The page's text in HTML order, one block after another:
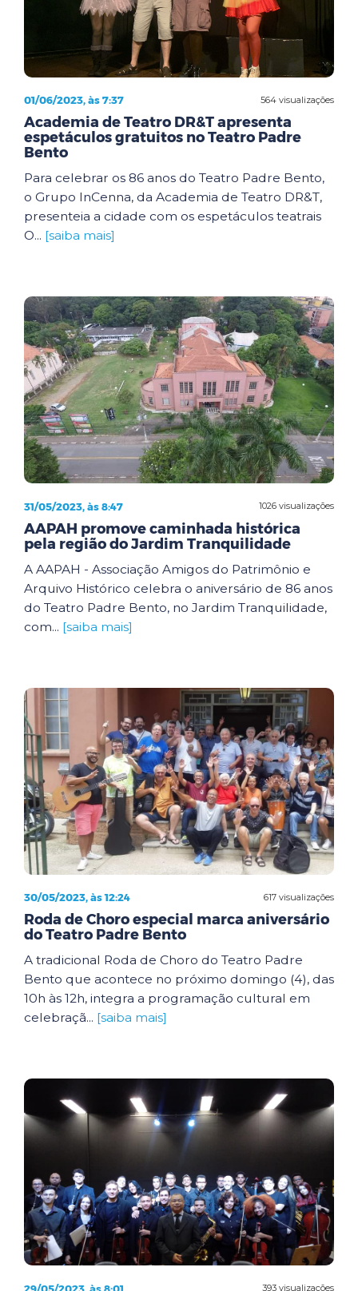
564 visualizações
01/06/2023, às 7:37
Academia de Teatro DR&T apresenta
espetáculos gratuitos no Teatro Padre
Bento
Para celebrar os 86 anos do Teatro Padre Bento,
o Grupo InCenna, da Academia de Teatro DR&T,
presenteia a cidade com os espetáculos teatrais
O... [saiba mais]
1026 visualizações
31/05/2023, às 8:47
AAPAH promove caminhada histórica
pela região do Jardim Tranquilidade
A AAPAH - Associação Amigos do Patrimônio e
Arquivo Histórico celebra o aniversário de 86 anos
do Teatro Padre Bento, no Jardim Tranquilidade,
com... [saiba mais]
617 visualizações
30/05/2023, às 12:24
Roda de Choro especial marca aniversário
do Teatro Padre Bento
A tradicional Roda de Choro do Teatro Padre
Bento que acontece no próximo domingo (4), das
10h às 12h, integra a programação cultural em
celebraçã... [saiba mais]
393 visualizações
29/05/2023, às 8:01